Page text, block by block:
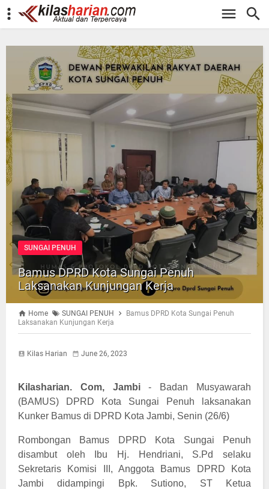
-->
SUNGAI PENUH
Bamus DPRD Kota Sungai Penuh
Laksanakan Kunjungan Kerja
Home SUNGAI PENUH
Bamus DPRD Kota Sungai Penuh
Laksanakan Kunjungan Kerja
Kilas Harian June 26, 2023
Kilasharian. Com, Jambi- Badan Musyawarah
(BAMUS) DPRD Kota Sungai Penuh laksanakan
Kunker Bamus di DPRD Kota Jambi, Senin (26/6)
Rombongan Bamus DPRD Kota Sungai Penuh
disambut oleh Ibu Hj. Hendriani, S.Pd selaku
Sekretaris Komisi III, Anggota Bamus DPRD Kota
Jambi didampingi Bpk. Sutiono, ST Ketua